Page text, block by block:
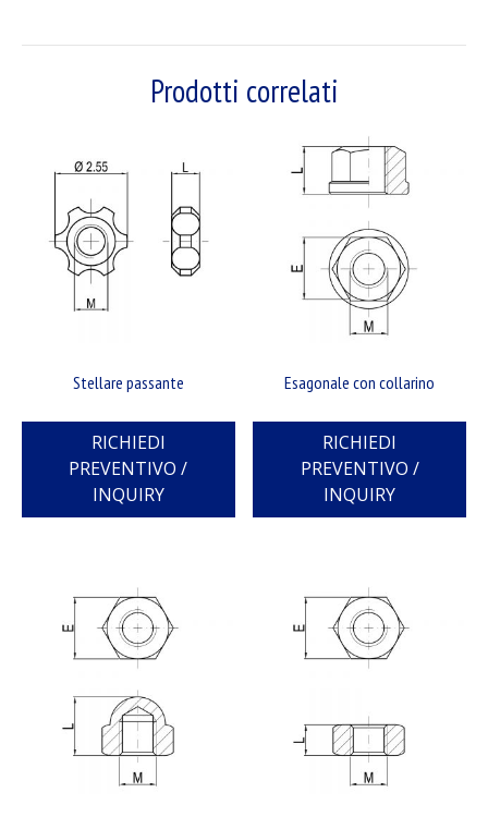
Prodotti correlati
Stellare passante
RICHIEDI
PREVENTIVO /
INQUIRY
Esagonale con collarino
RICHIEDI
PREVENTIVO /
INQUIRY